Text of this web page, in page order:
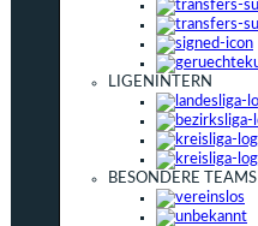
LIGENINTERN
BESONDERE TEAMS